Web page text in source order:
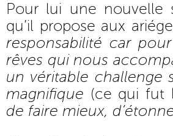
Pour lui une nouvelle
qu’il propose aux
responsabilité car
rêves qui nous
un véritable challenge
magnifique (ce qui fut
de faire mieux,